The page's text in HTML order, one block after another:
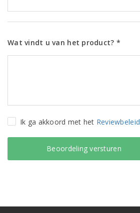
Wat vindt u van het product? *
Ik ga akkoord met het Reviewbeleid